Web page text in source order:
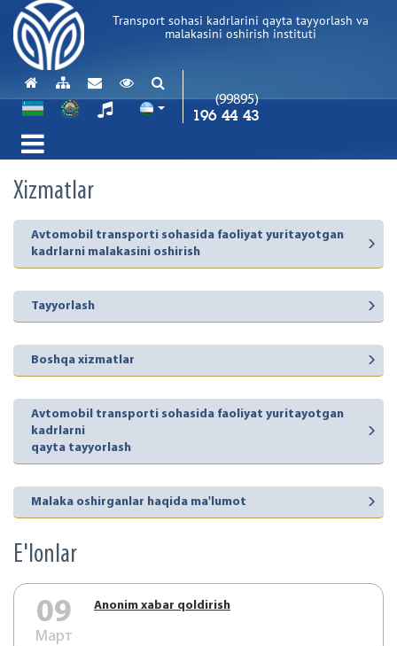
Transport sohasi kadrlarini qayta tayyorlash va
malakasini oshirish instituti
(99895)
196 44 43
Xizmatlar
Avtomobil transporti sohasida faoliyat yuritayotgan
kadrlarni malakasini oshirish
Tayyorlash
Boshqa xizmatlar
Avtomobil transporti sohasida faoliyat yuritayotgan
kadrlarni
qayta tayyorlash
Malaka oshirganlar haqida ma'lumot
E'lonlar
09
Март
Аnonim xabar qoldirish